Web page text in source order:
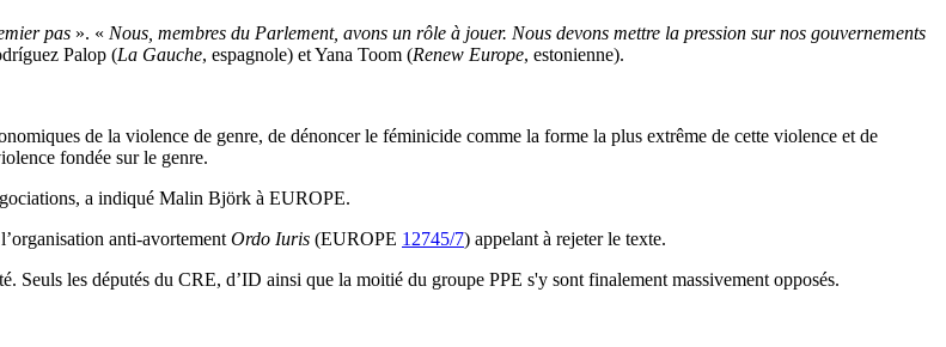
pas ». « Nous, membres du Parlement, avons un rôle à jouer. Nous devons mettre la pression sur nos gouvernements
Palop (La Gauche, espagnole) et Yana Toom (Renew Europe, estonienne).
de la violence de genre, de dénoncer le féminicide comme la forme la plus extrême de cette violence et de
fondée sur le genre.
a indiqué Malin Björk à EUROPE.
anti-avortement Ordo Iuris (EUROPE 12745/7) appelant à rejeter le texte.
les députés du CRE, d’ID ainsi que la moitié du groupe PPE s'y sont finalement massivement opposés.